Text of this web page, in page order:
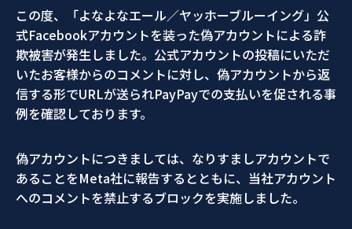
この度、「よなよなエール／ヤッホーブルーイング」公
式Facebookアカウントを装った偽アカウントによる詐
欺被害が発生しました。公式アカウントの投稿にいただ
いたお客様からのコメントに対し、偽アカウントから返
信する形でURLが送られPayPayでの支払いを促される事
例を確認しております。
偽アカウントにつきましては、なりすましアカウントで
あることをMeta社に報告するとともに、当社アカウント
へのコメントを禁止するブロックを実施しました。